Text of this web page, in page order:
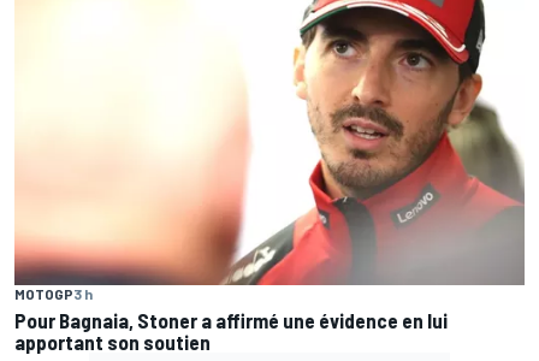
MOTOGP3 h
Pour Bagnaia, Stoner a affirmé une évidence en lui
apportant son soutien